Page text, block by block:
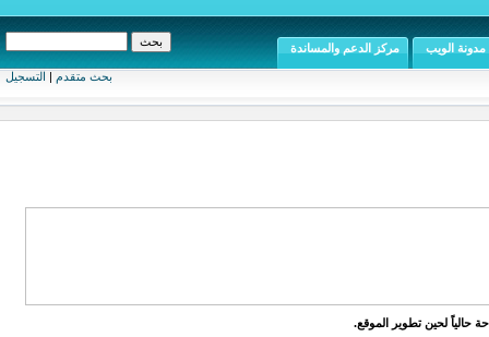
بحث متقدم | التسجيل
مدونة الويب مركز الدعم والمساندة
حالياً لحين تطوير الموقع.